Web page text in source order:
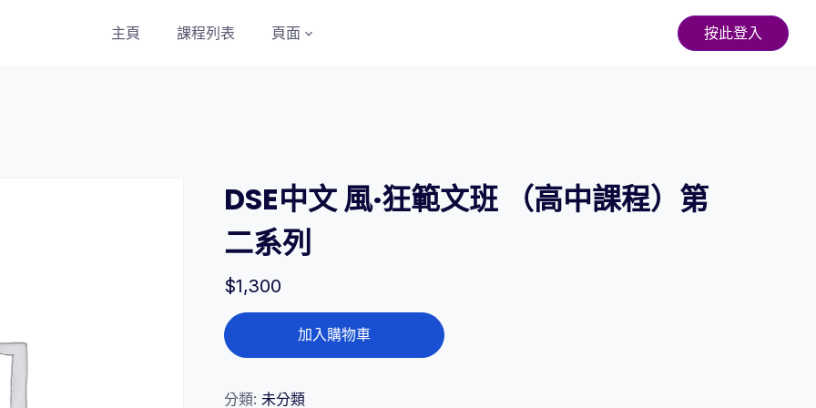
主頁 課程列表 頁面 按此登入
DSE中文 風·狂範文班 （高中課程）第
二系列
$1,300
DSE
中
風
加入購物車
分類:未分類